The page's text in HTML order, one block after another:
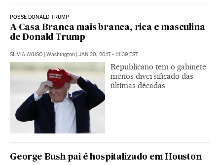
POSSE DONALD TRUMP
A Casa Branca mais branca, rica e masculina
de Donald Trump
SILVIA AYUSO | Washington | JAN 20, 2017 - 11:39 EST
Republicano tem o gabinete
menos diversificado das
últimas décadas
George Bush pai é hospitalizado em Houston